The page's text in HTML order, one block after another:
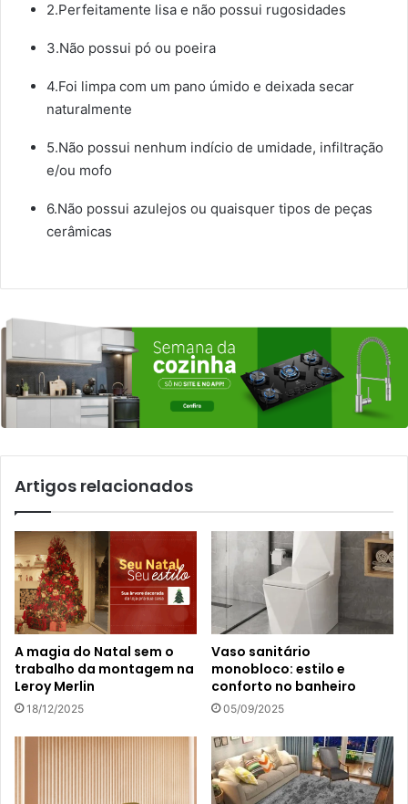
2.Perfeitamente lisa e não possui rugosidades
3.Não possui pó ou poeira
4.Foi limpa com um pano úmido e deixada secar
naturalmente
5.Não possui nenhum indício de umidade, infiltração
e/ou mofo
6.Não possui azulejos ou quaisquer tipos de peças
cerâmicas
Artigos relacionados
A magia do Natal sem o
trabalho da montagem na
Leroy Merlin
18/12/2025
Vaso sanitário
monobloco: estilo e
conforto no banheiro
05/09/2025